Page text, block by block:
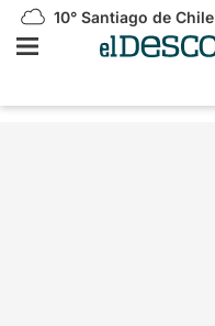
10° Santiago de Chile